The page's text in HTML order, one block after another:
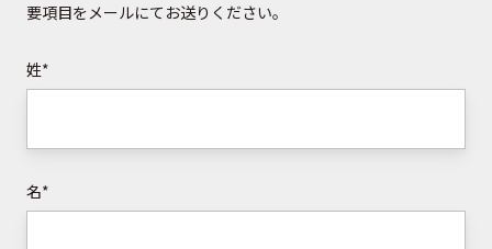
要項目をメールにてお送りください。
姓*
名*